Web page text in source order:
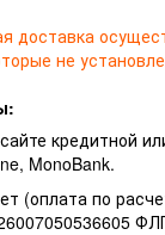
доставка
не
кредитной
MonoBank.
(оплата по